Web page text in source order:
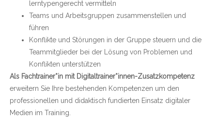
lerntypengerecht vermitteln
Teams und Arbeitsgruppen zusammenstellen und
führen
Konflikte und Störungen in der Gruppe steuern und die
Teammitglieder bei der Lösung von Problemen und
Konflikten unterstützen
Als Fachtrainer*in mit Digitaltrainer*innen-Zusatzkompetenz
erweitern Sie Ihre bestehenden Kompetenzen um den
professionellen und didaktisch fundierten Einsatz digitaler
Medien im Training.